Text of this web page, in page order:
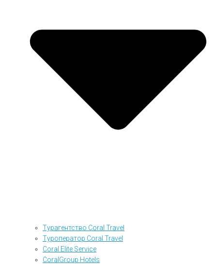
Турагентство Coral Travel
Туроператор Coral Travel
Coral Elite Service
CoralGroup Hotels